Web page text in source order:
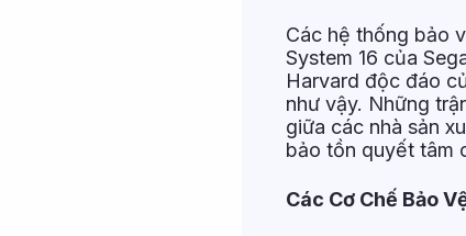
Các hệ thống bảo
System 16 của
Harvard độc đáo
như vậy. Những
giữa các nhà sản
bảo tồn quyết tâm
Các Cơ Chế Bảo